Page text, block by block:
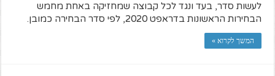
לעשות סדר, בעד ונגד לכל קבוצה שמחזיקה באחת מחמש
הבחירות הראשונות בדראפט 2020, לפי סדר הבחירה כמובן.
המשך לקרוא »